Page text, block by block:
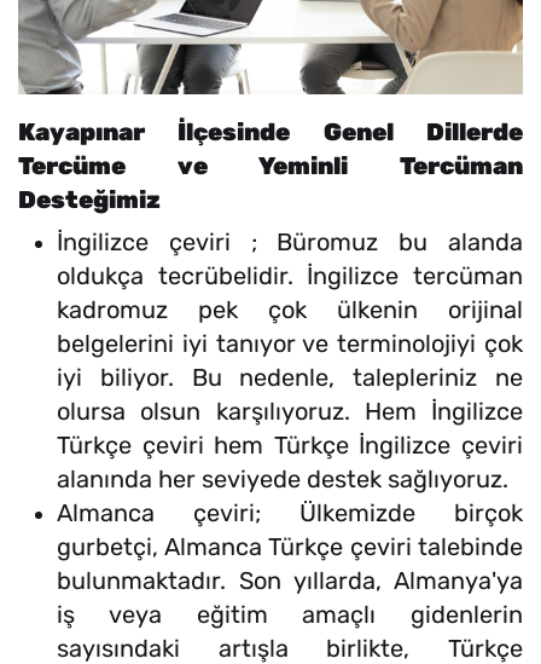
Kayapınar İlçesinde Genel Dillerde
Tercüme ve Yeminli Tercüman
Desteğimiz
İngilizce çeviri ; Büromuz bu alanda
oldukça tecrübelidir. İngilizce tercüman
kadromuz pek çok ülkenin orijinal
belgelerini iyi tanıyor ve terminolojiyi çok
iyi biliyor. Bu nedenle, talepleriniz ne
olursa olsun karşılıyoruz. Hem İngilizce
Türkçe çeviri hem Türkçe İngilizce çeviri
alanında her seviyede destek sağlıyoruz.
Almanca çeviri; Ülkemizde birçok
gurbetçi, Almanca Türkçe çeviri talebinde
bulunmaktadır. Son yıllarda, Almanya'ya
iş veya eğitim amaçlı gidenlerin
sayısındaki artışla birlikte, Türkçe